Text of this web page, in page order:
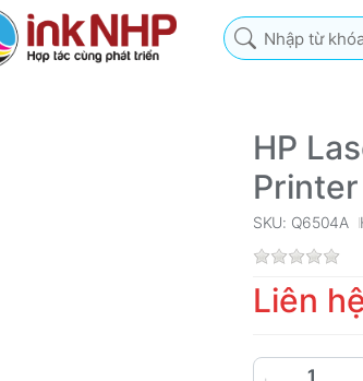
Nhập từ khóa tìm
HP
SKU: Q6504A
Liên